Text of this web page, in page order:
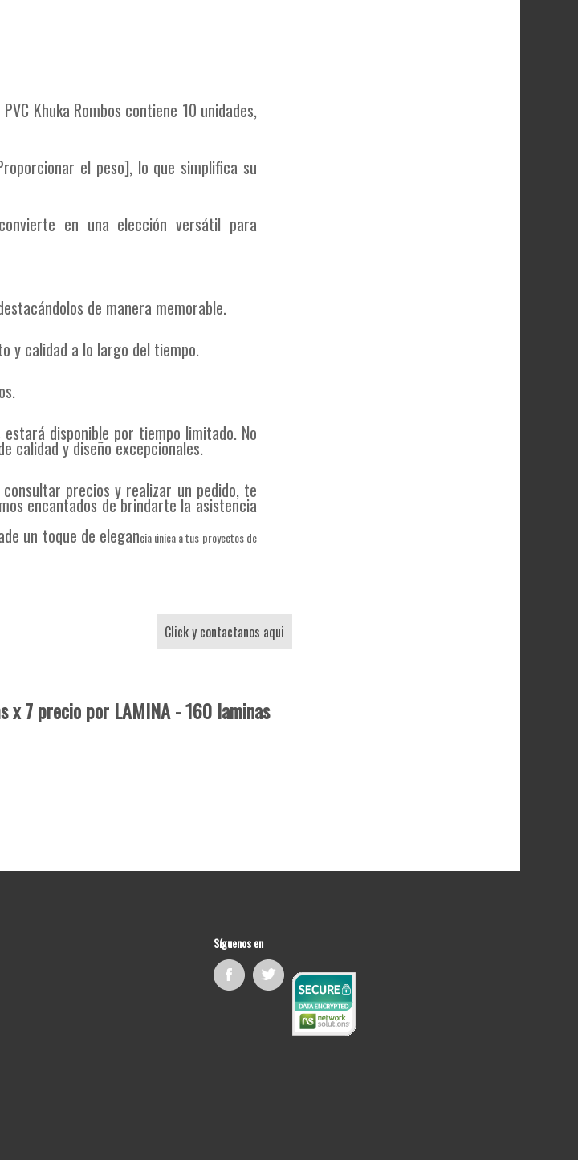
Khuka Rombos contiene 10 unidades,
el peso], lo que simplifica su
en una elección versátil para
de manera memorable.
y calidad a lo largo del tiempo.
disponible por tiempo limitado. No
calidad y diseño excepcionales.
precios y realizar un pedido, te
encantados de brindarte la asistencia
un toque de elegancia única a tus proyectos de
Click y contactanos aqui
x 7 precio por LAMINA - 160 laminas
Síguenos en